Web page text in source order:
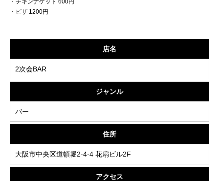
・チキンナゲット 600円
・ピザ 1200円
店名
2次会BAR
ジャンル
バー
住所
大阪市中央区道頓堀2-4-4 花扇ビル2F
アクセス